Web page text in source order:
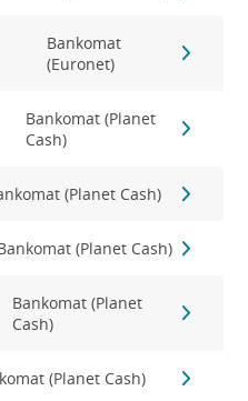
Bankomat
(Euronet)
Bankomat (Planet
Cash)
(Planet Cash)
(Planet Cash)
Bankomat (Planet
Cash)
(Planet Cash)